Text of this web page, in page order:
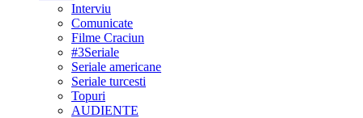
Interviu
Comunicate
Filme Craciun
#3Seriale
Seriale americane
Seriale turcesti
Topuri
AUDIENTE